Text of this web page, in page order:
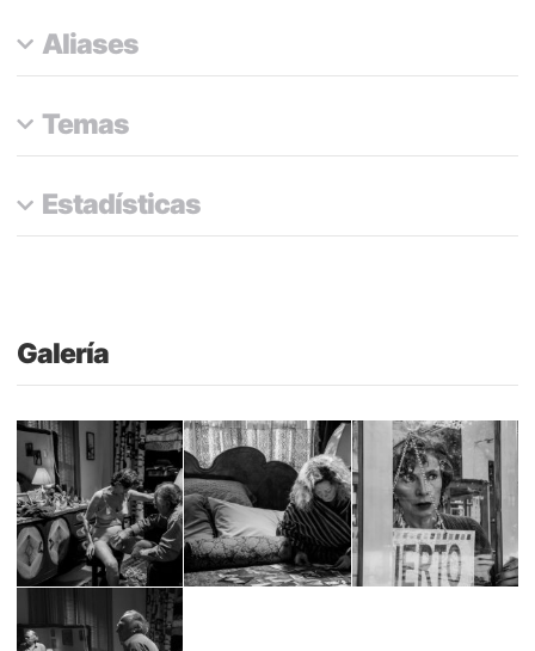
Aliases
Temas
Estadísticas
Galería